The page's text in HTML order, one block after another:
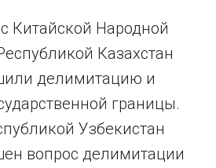
Китайской Народной
Казахстан
делимитацию и
границы.
Узбекистан
вопрос делимитации